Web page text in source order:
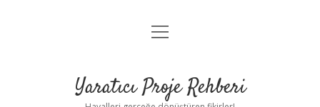
Anasayfa
Yasal Uyarı
menüyü
Yaratıcı Proje Rehberi